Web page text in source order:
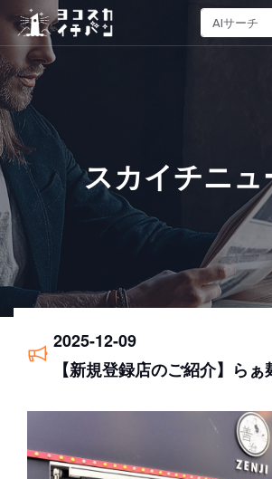
スカイチニュ
2025-12-09
【新規登録店のご紹介】らぁ